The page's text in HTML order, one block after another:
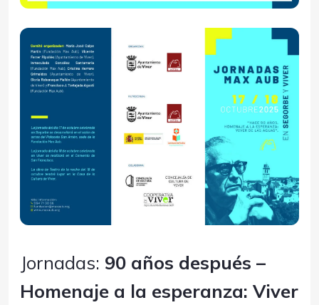
Jornadas: 90 años después –
Homenaje a la esperanza: Viver